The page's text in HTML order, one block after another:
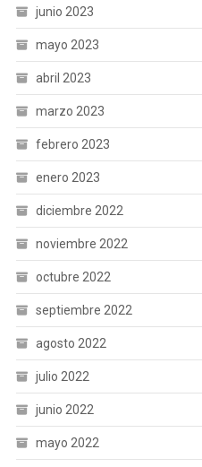
junio 2023
mayo 2023
abril 2023
marzo 2023
febrero 2023
enero 2023
diciembre 2022
noviembre 2022
octubre 2022
septiembre 2022
agosto 2022
julio 2022
junio 2022
mayo 2022